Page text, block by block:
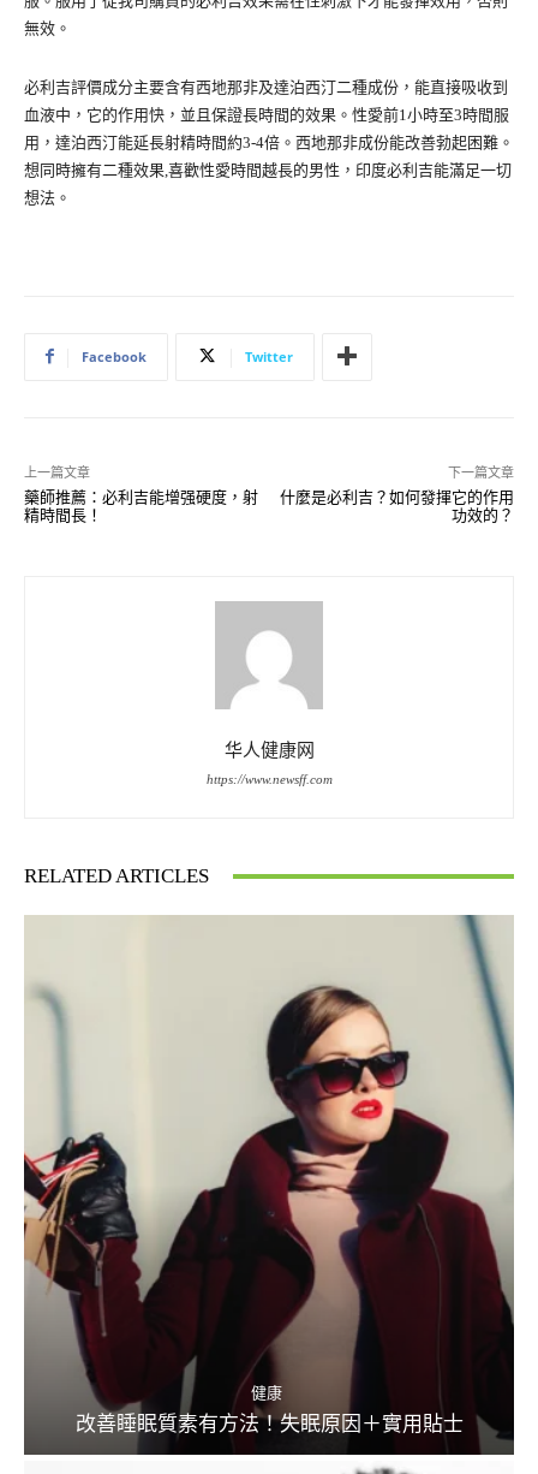
無效。
必利吉評價成分主要含有西地那非及達泊西汀二種成份，能直接吸收到
血液中，它的作用快，並且保證長時間的效果。性愛前1小時至3時間服
用，達泊西汀能延長射精時間約3-4倍。西地那非成份能改善勃起困難。
想同時擁有二種效果,喜歡性愛時間越長的男性，印度必利吉能滿足一切
想法。
Facebook Twitter
上一篇文章
藥師推薦：必利吉能增强硬度，射
精時間長！
下一篇文章
什麼是必利吉？如何發揮它的作用
功效的？
华人健康网
https://www.newsff.com
RELATED ARTICLES
健康
改善睡眠質素有方法！失眠原因＋實用貼士